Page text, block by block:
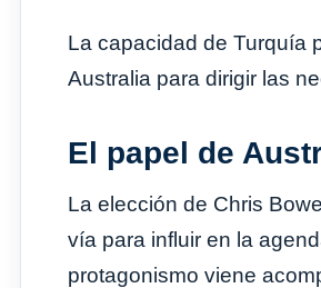
La capacidad de Turquía
Australia para dirigir las
El papel de
La elección de Chris
vía para influir en la
protagonismo viene